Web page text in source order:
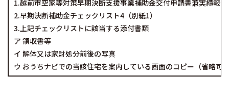
1.越前市空家等対策早期決断支援事業補助金交付申請書兼実績報
2.早期決断補助金チェックリスト4（別紙1）
3.上記チェックリストに該当する添付書類
ア 領収書等
イ 解体又は家財処分前後の写真
ウ おうちナビでの当該住宅を案内している画面のコピー（省略可